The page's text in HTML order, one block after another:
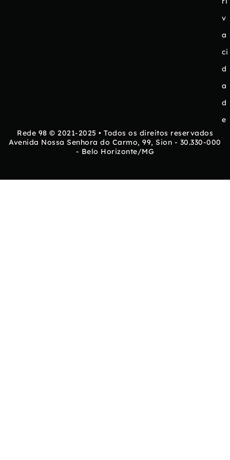
v
a
ci
d
a
d
e
Rede 98 © 2021-2025 • Todos os direitos reservados
Avenida Nossa Senhora do Carmo, 99, Sion - 30.330-000
- Belo Horizonte/MG